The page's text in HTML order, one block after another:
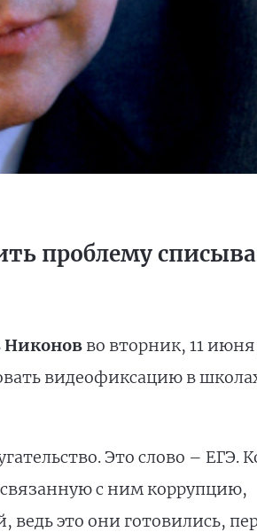
проблему
Никоновво вторник, 11
видеофиксацию в
Это слово – ЕГЭ.
с ним коррупцию,
ведь это они готовились,